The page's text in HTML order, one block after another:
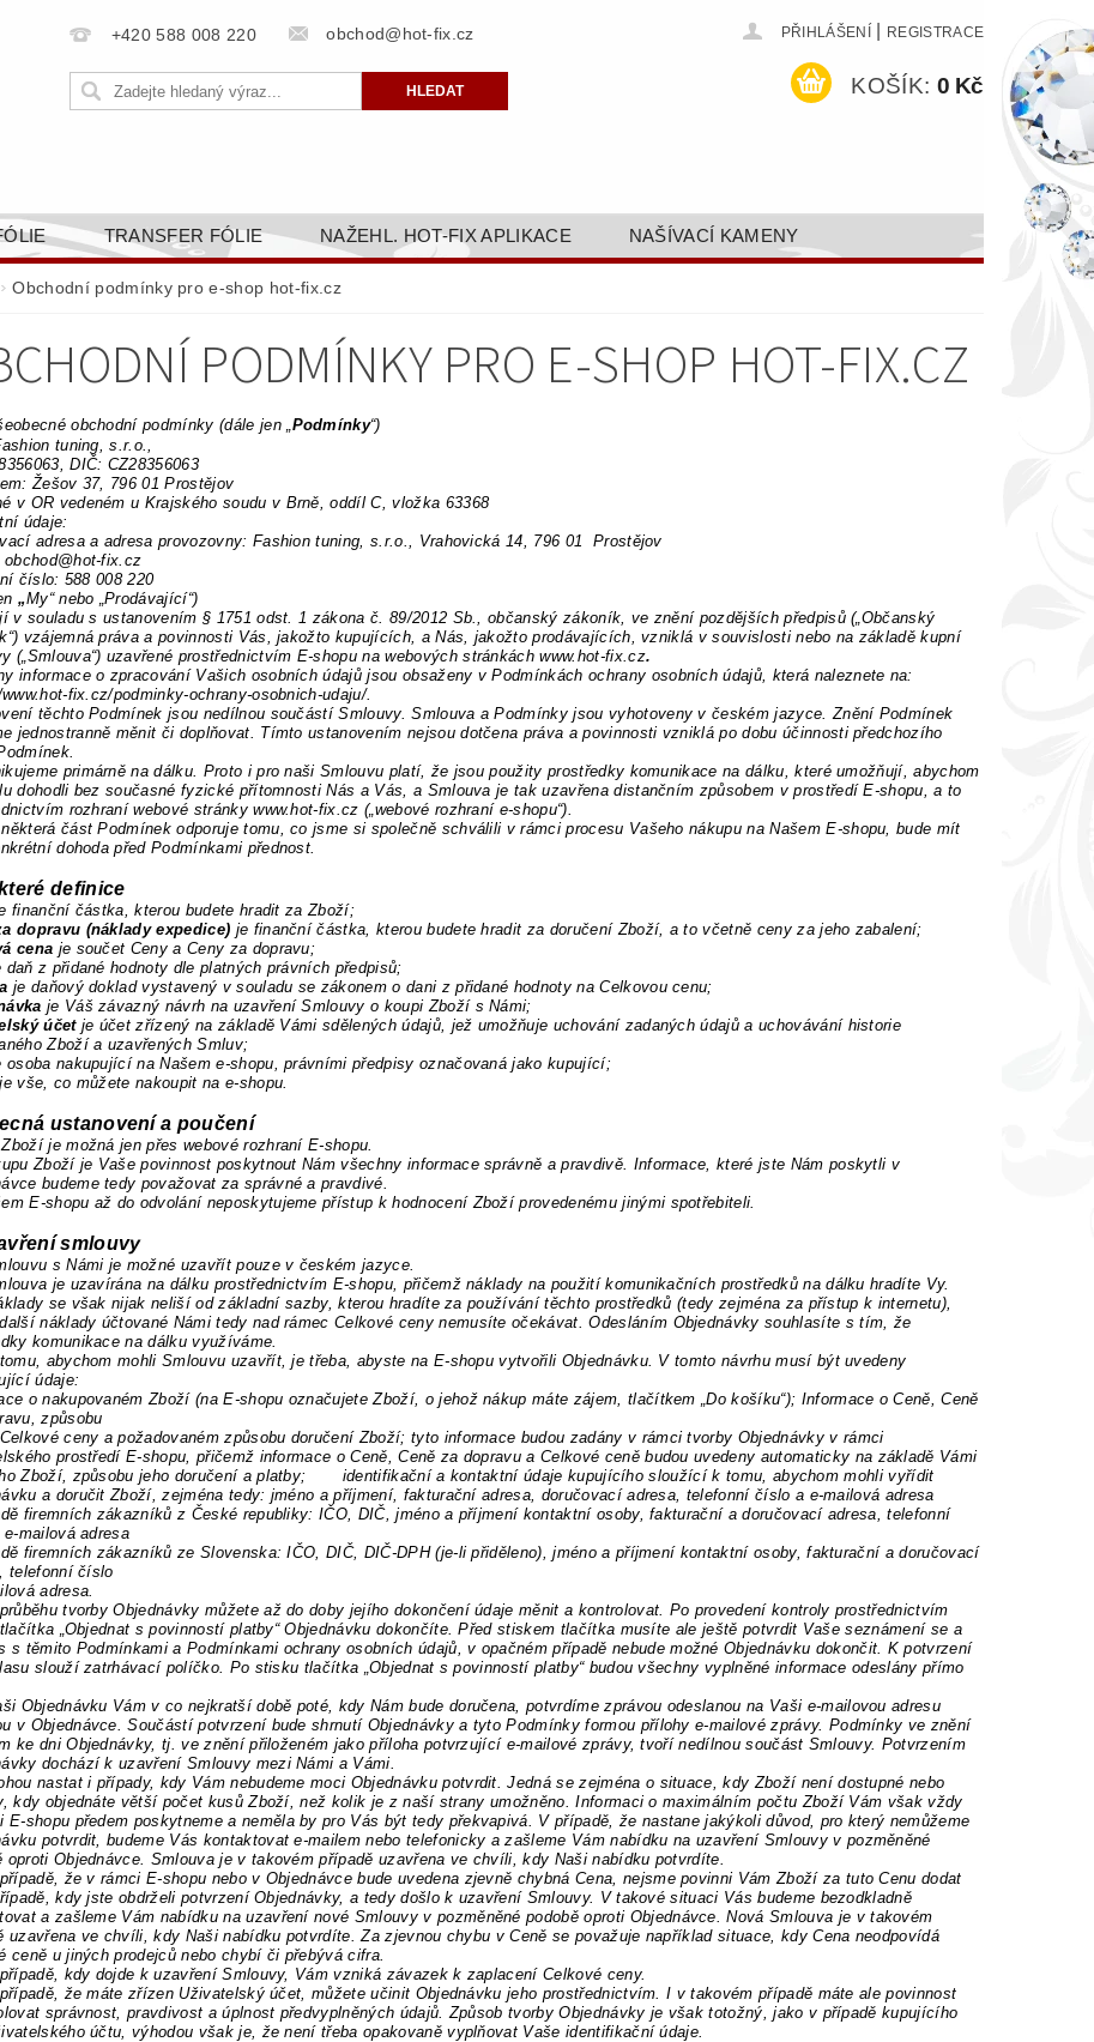
+420 588 008 220 obchod@hot-fix.cz PŘIHLÁŠENÍ REGISTRACE
KOŠÍK: 0 Kč
TRANSFER FÓLIE NAŽEHL. HOT-FIX APLIKACE NAŠÍVACÍ KAMENY
BORTY BAREVNICE PŘÍSLUŠENSTVÍ
OBCHODNÍ PODMÍNKY PRO E-SHOP HOT-FIX.CZ ZÁSADY OCHRANY OSOBNÍCH ÚDAJŮ
OD 14. 1.2025
Obchodní podmínky pro e-shop hot-fix.cz
PODMÍNKY PRO E-SHOP HOT-FIX.CZ
obchodní podmínky (dále jen „Podmínky“)
tuning, s.r.o.,
DIČ: CZ28356063
Žešov 37, 796 01 Prostějov
v OR vedeném u Krajského soudu v Brně, oddíl C, vložka 63368
údaje:
adresa a adresa provozovny: Fashion tuning, s.r.o., Vrahovická 14, 796 01 Prostějov
obchod@hot-fix.cz
číslo: 588 008 220
„My“ nebo „Prodávající“)
v souladu s ustanovením § 1751 odst. 1 zákona č. 89/2012 Sb., občanský zákoník, ve znění pozdějších předpisů („Občanský
vzájemná práva a povinnosti Vás, jakožto kupujících, a Nás, jakožto prodávajících, vzniklá v souvislosti nebo na základě kupní
(„Smlouva“) uzavřené prostřednictvím E-shopu na webových stránkách www.hot-fix.cz.
informace o zpracování Vašich osobních údajů jsou obsaženy v Podmínkách ochrany osobních údajů, která naleznete na:
fix.cz/podminky-ochrany-osobnich-udaju/.
těchto Podmínek jsou nedílnou součástí Smlouvy. Smlouva a Podmínky jsou vyhotoveny v českém jazyce. Znění Podmínek
jednostranně měnit či doplňovat. Tímto ustanovením nejsou dotčena práva a povinnosti vzniklá po dobu účinnosti předchozího
primárně na dálku. Proto i pro naši Smlouvu platí, že jsou použity prostředky komunikace na dálku, které umožňují, abychom
dohodli bez současné fyzické přítomnosti Nás a Vás, a Smlouva je tak uzavřena distančním způsobem v prostředí E-shopu, a to
rozhraní webové stránky www.hot-fix.cz („webové rozhraní e-shopu“).
část Podmínek odporuje tomu, co jsme si společně schválili v rámci procesu Vašeho nákupu na Našem E-shopu, bude mít
dohoda před Podmínkami přednost.
definice
finanční částka, kterou budete hradit za Zboží;
dopravu (náklady expedice) je finanční částka, kterou budete hradit za doručení Zboží, a to včetně ceny za jeho zabalení;
cena je součet Ceny a Ceny za dopravu;
z přidané hodnoty dle platných právních předpisů;
je daňový doklad vystavený v souladu se zákonem o dani z přidané hodnoty na Celkovou cenu;
je Váš závazný návrh na uzavření Smlouvy o koupi Zboží s Námi;
účetje účet zřízený na základě Vámi sdělených údajů, jež umožňuje uchování zadaných údajů a uchovávání historie
Zboží a uzavřených Smluv;
nakupující na Našem e-shopu, právními předpisy označovaná jako kupující;
vše, co můžete nakoupit na e-shopu.
ustanovení a poučení
je možná jen přes webové rozhraní E-shopu.
Zboží je Vaše povinnost poskytnout Nám všechny informace správně a pravdivě. Informace, které jste Nám poskytli v
budeme tedy považovat za správné a pravdivé.
E-shopu až do odvolání neposkytujeme přístup k hodnocení Zboží provedenému jinými spotřebiteli.
smlouvy
s Námi je možné uzavřít pouze v českém jazyce.
je uzavírána na dálku prostřednictvím E-shopu, přičemž náklady na použití komunikačních prostředků na dálku hradíte Vy.
se však nijak neliší od základní sazby, kterou hradíte za používání těchto prostředků (tedy zejména za přístup k internetu),
náklady účtované Námi tedy nad rámec Celkové ceny nemusíte očekávat. Odesláním Objednávky souhlasíte s tím, že
komunikace na dálku využíváme.
abychom mohli Smlouvu uzavřít, je třeba, abyste na E-shopu vytvořili Objednávku. V tomto návrhu musí být uvedeny
údaje:
o nakupovaném Zboží (na E-shopu označujete Zboží, o jehož nákup máte zájem, tlačítkem „Do košíku“); Informace o Ceně, Ceně
způsobu
ceny a požadovaném způsobu doručení Zboží; tyto informace budou zadány v rámci tvorby Objednávky v rámci
prostředí E-shopu, přičemž informace o Ceně, Ceně za dopravu a Celkové ceně budou uvedeny automaticky na základě Vámi
Zboží, způsobu jeho doručení a platby; identifikační a kontaktní údaje kupujícího sloužící k tomu, abychom mohli vyřídit
a doručit Zboží, zejména tedy: jméno a příjmení, fakturační adresa, doručovací adresa, telefonní číslo a e-mailová adresa
firemních zákazníků z České republiky: IČO, DIČ, jméno a příjmení kontaktní osoby,fakturační a doručovací adresa, telefonní
mailová adresa
firemních zákazníků ze Slovenska: IČO, DIČ, DIČ-DPH (je-li přiděleno), jméno a příjmení kontaktní osoby, fakturační a doručovací
telefonní číslo
adresa.
tvorby Objednávky můžete až do doby jejího dokončení údaje měnit a kontrolovat. Po provedení kontroly prostřednictvím
„Objednat s povinností platby“ Objednávku dokončíte. Před stiskem tlačítka musíte ale ještě potvrdit Vaše seznámení se a
s těmito Podmínkami a Podmínkami ochrany osobních údajů, v opačném případě nebude možné Objednávku dokončit. K potvrzení
slouží zatrhávací políčko. Po stisku tlačítka „Objednat s povinností platby“ budou všechny vyplněné informace odeslány přímo
Objednávku Vám v co nejkratší době poté, kdy Nám bude doručena, potvrdíme zprávou odeslanou na Vaši e-mailovou adresu
v Objednávce. Součástí potvrzení bude shrnutí Objednávky a tyto Podmínky formou přílohy e-mailové zprávy. Podmínky ve znění
ke dni Objednávky, tj. ve znění přiloženém jako příloha potvrzující e-mailové zprávy, tvoří nedílnou součást Smlouvy. Potvrzením
dochází k uzavření Smlouvy mezi Námi a Vámi.
nastat i případy, kdy Vám nebudeme moci Objednávku potvrdit. Jedná se zejména o situace, kdy Zboží není dostupné nebo
kdy objednáte větší počet kusů Zboží, než kolik je z naší strany umožněno. Informaci o maximálním počtu Zboží Vám však vždy
E-shopu předem poskytneme a neměla by pro Vás být tedy překvapivá. V případě, že nastane jakýkoli důvod, pro který nemůžeme
potvrdit, budeme Vás kontaktovat e-mailem nebo telefonicky a zašleme Vám nabídku na uzavření Smlouvy v pozměněné
oproti Objednávce. Smlouva je v takovém případě uzavřena ve chvíli, kdy Naši nabídku potvrdíte.
že v rámci E-shopu nebo v Objednávce bude uvedena zjevně chybná Cena, nejsme povinni Vám Zboží za tuto Cenu dodat
kdy jste obdrželi potvrzení Objednávky, a tedy došlo k uzavření Smlouvy. V takové situaci Vás budeme bezodkladně
a zašleme Vám nabídku na uzavření nové Smlouvy v pozměněné podobě oproti Objednávce. Nová Smlouva je v takovém
uzavřena ve chvíli, kdy Naši nabídku potvrdíte. Za zjevnou chybu v Ceně se považuje například situace, kdy Cena neodpovídá
ceně u jiných prodejců nebo chybí či přebývá cifra.
kdy dojde k uzavření Smlouvy, Vám vzniká závazek k zaplacení Celkové ceny.
že máte zřízen Uživatelský účet, můžete učinit Objednávku jeho prostřednictvím. I v takovém případě máte ale povinnost
správnost, pravdivost a úplnost předvyplněných údajů. Způsob tvorby Objednávky je však totožný, jako v případě kupujícího
účtu, výhodou však je, že není třeba opakovaně vyplňovat Vaše identifikační údaje.